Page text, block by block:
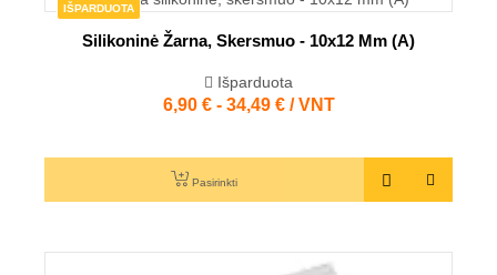
IŠPARDUOTA
Silikoninė Žarna, Skersmuo - 10x12 Mm (A)
Išparduota
Kaina
6,90 € - 34,49 € / VNT
Pasirinkti